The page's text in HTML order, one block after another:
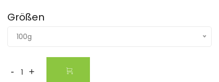
Größen
100g
- +